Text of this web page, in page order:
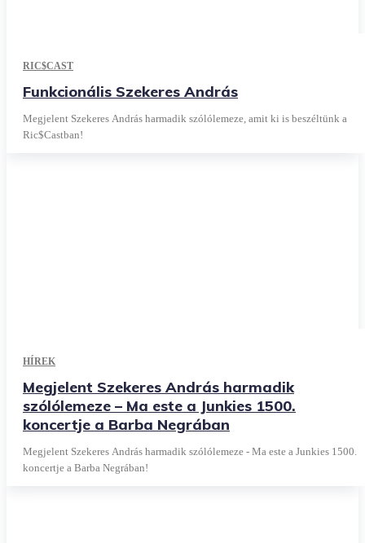
RIC$CAST
Funkcionális Szekeres András
Megjelent Szekeres András harmadik szólólemeze, amit ki is beszéltünk a
Ric$Castban!
HÍREK
Megjelent Szekeres András harmadik
szólólemeze – Ma este a Junkies 1500.
koncertje a Barba Negrában
Megjelent Szekeres András harmadik szólólemeze - Ma este a Junkies 1500.
koncertje a Barba Negrában!